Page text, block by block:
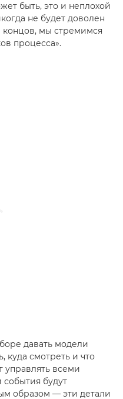
быть, это и неплохой
не будет доволен
концов, мы стремимся
процесса».
давать модели
куда смотреть и что
управлять всеми
будут
образом — эти детали